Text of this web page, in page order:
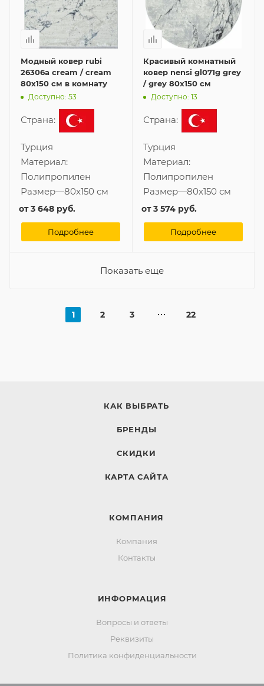
Модный ковер rubi
26306a cream / cream
80x150 см в комнату
Доступно: 53
Страна:
Турция
Материал:
Полипропилен
Размер—80x150 см
от3 648 руб.
Подробнее
Красивый комнатный
ковер nensi gl071g grey
/ grey 80x150 см
Доступно: 13
Страна:
Турция
Материал:
Полипропилен
Размер—80x150 см
от3 574 руб.
Подробнее
Показать еще
1 2 3 22
КАК ВЫБРАТЬ
БРЕНДЫ
СКИДКИ
КАРТА САЙТА
КОМПАНИЯ
Компания
Контакты
ИНФОРМАЦИЯ
Вопросы и ответы
Реквизиты
Политика конфиденциальности